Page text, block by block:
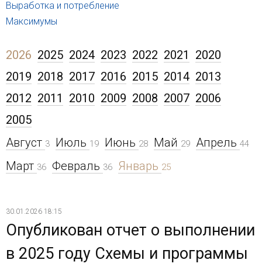
Выработка и потребление
Максимумы
2026
Август 3 Июль 19 Июнь 28 Май 29 Апрель 44
Март 36 Февраль 36 Январь 25
2025 2024 2023 2022 2021
2020
2019 2018 2017 2016 2015 2014 2013
2012 2011 2010 2009 2008 2007 2006
2005
30.01.2026 18:15
Опубликован отчет о выполнении
в 2025 году Схемы и программы